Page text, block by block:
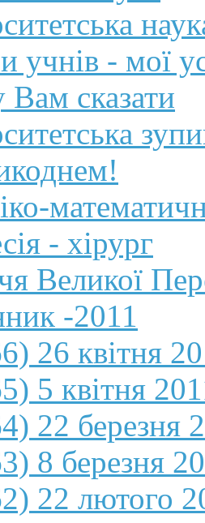
учнів - мої
Вам сказати
- хірург
Великої
-2011
26 квітня
5 квітня
22 березня
8 березня
22 лютого